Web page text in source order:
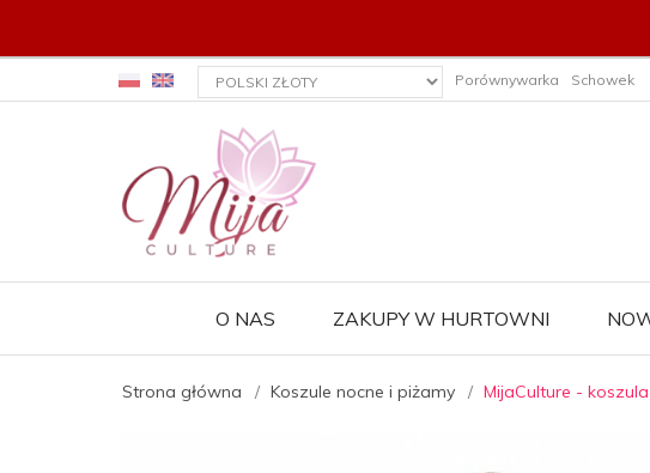
currency_h Porównywarka Schowek
O NAS ZAKUPY W HURTOWNI
Strona główna Koszule nocne i piżamy MijaCulture -